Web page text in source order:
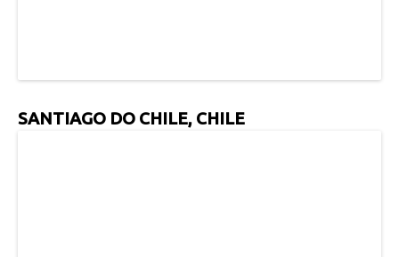
SANTIAGO DO CHILE, CHILE